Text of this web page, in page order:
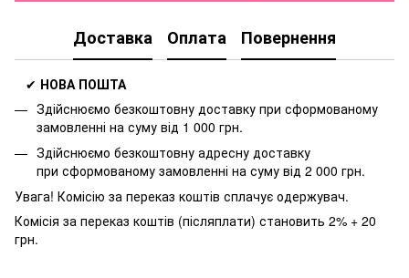
Доставка Оплата Повернення
✔ НОВА ПОШТА
Здійснюємо безкоштовну доставку при сформованому
замовленні на суму від 1 000 грн.
Здійснюємо безкоштовну адресну доставку
при сформованому замовленні на суму від 2 000 грн.
Увага! Комісію за переказ коштів сплачує одержувач.
Комісія за переказ коштів (післяплати) становить 2% + 20
грн.